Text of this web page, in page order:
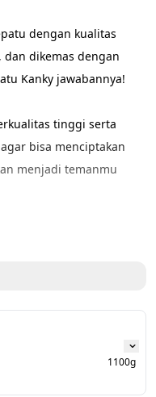
dengan kualitas
dikemas dengan
Kanky jawabannya!
tinggi serta
bisa menciptakan
menjadi temanmu
1100g